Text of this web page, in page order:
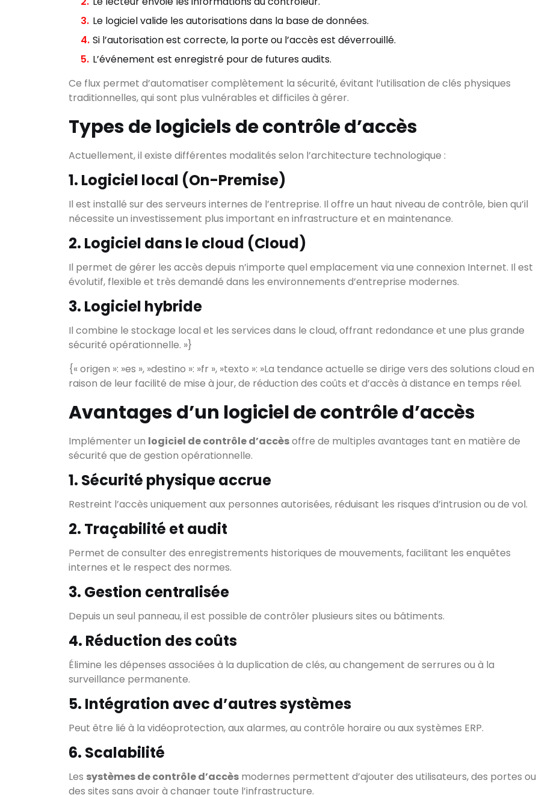
Le logiciel valide les autorisations dans la base de données.
Si l’autorisation est correcte, la porte ou l’accès est déverrouillé.
L’événement est enregistré pour de futures audits.
Ce flux permet d’automatiser complètement la sécurité, évitant l’utilisation de clés physiques
traditionnelles, qui sont plus vulnérables et difficiles à gérer.
Types de logiciels de contrôle d’accès
Actuellement, il existe différentes modalités selon l’architecture technologique :
1. Logiciel local (On-Premise)
Il est installé sur des serveurs internes de l’entreprise. Il offre un haut niveau de contrôle, bien qu’il
nécessite un investissement plus important en infrastructure et en maintenance.
2. Logiciel dans le cloud (Cloud)
Il permet de gérer les accès depuis n’importe quel emplacement via une connexion Internet. Il est
évolutif, flexible et très demandé dans les environnements d’entreprise modernes.
3. Logiciel hybride
Il combine le stockage local et les services dans le cloud, offrant redondance et une plus grande
sécurité opérationnelle. »}
{« origen »: »es », »destino »: »fr », »texto »: »La tendance actuelle se dirige vers des solutions cloud en
raison de leur facilité de mise à jour, de réduction des coûts et d’accès à distance en temps réel.
Avantages d’un logiciel de contrôle d’accès
Implémenter un logiciel de contrôle d’accèsoffre de multiples avantages tant en matière de
sécurité que de gestion opérationnelle.
1. Sécurité physique accrue
Restreint l’accès uniquement aux personnes autorisées, réduisant les risques d’intrusion ou de vol.
2. Traçabilité et audit
Permet de consulter des enregistrements historiques de mouvements, facilitant les enquêtes
internes et le respect des normes.
3. Gestion centralisée
Depuis un seul panneau, il est possible de contrôler plusieurs sites ou bâtiments.
4. Réduction des coûts
Élimine les dépenses associées à la duplication de clés, au changement de serrures ou à la
surveillance permanente.
5. Intégration avec d’autres systèmes
Peut être lié à la vidéoprotection, aux alarmes, au contrôle horaire ou aux systèmes ERP.
6. Scalabilité
Les systèmes de contrôle d’accès modernes permettent d’ajouter des utilisateurs, des portes ou
des sites sans avoir à changer toute l’infrastructure.